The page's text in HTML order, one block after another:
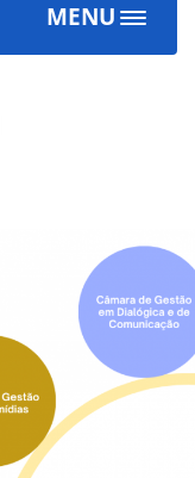
MENU
Toggle